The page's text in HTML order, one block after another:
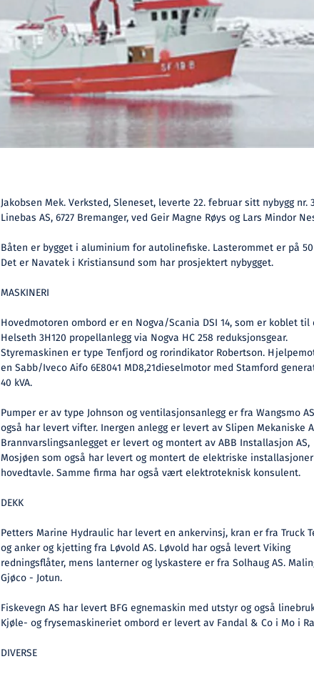
Jakobsen Mek. Verksted, Sleneset, leverte 22. februar sitt nybygg nr.
Linebas AS, 6727 Bremanger, ved Geir Magne Røys og Lars Mindor
Båten er bygget i aluminium for autolinefiske. Lasterommet er på
Det er Navatek i Kristiansund som har prosjektert nybygget.
MASKINERI
Hovedmotoren ombord er en Nogva/Scania DSI 14, som er koblet til
Helseth 3H120 propellanlegg via Nogva HC 258 reduksjonsgear.
Styremaskinen er type Tenfjord og rorindikator Robertson.
en Sabb/Iveco Aifo 6E8041 MD8,21dieselmotor med Stamford
40 kVA.
Pumper er av type Johnson og ventilasjonsanlegg er fra Wangsmo
også har levert vifter. Inergen anlegg er levert av Slipen Mekaniske
Brannvarslingsanlegget er levert og montert av ABB Installasjon AS,
Mosjøen som også har levert og montert de elektriske
hovedtavle. Samme firma har også vært elektroteknisk konsulent.
DEKK
Petters Marine Hydraulic har levert en ankervinsj, kran er fra Truck
og anker og kjetting fra Løvold AS. Løvold har også levert Viking
redningsflåter, mens lanterner og lyskastere er fra Solhaug AS.
Gjøco - Jotun.
Fiskevegn AS har levert BFG egnemaskin med utstyr og også
Kjøle- og frysemaskineriet ombord er levert av Fandal & Co i Mo i
DIVERSE